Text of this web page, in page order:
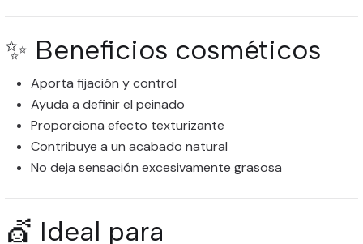
✨ Beneficios cosméticos
Aporta fijación y control
Ayuda a definir el peinado
Proporciona efecto texturizante
Contribuye a un acabado natural
No deja sensación excesivamente grasosa
💇 Ideal para